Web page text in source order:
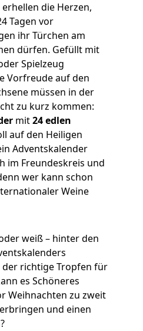
die Herzen,
Tagen vor
ihr Türchen am
dürfen. Gefüllt mit
Spielzeug
Vorfreude auf den
müssen in der
zu kurz kommen:
mit24 edlen
auf den Heiligen
Adventskalender
im Freundeskreis und
wer kann schon
Weine
weiß – hinter den
richtige Tropfen für
es Schöneres
Weihnachten zu zweit
und einen